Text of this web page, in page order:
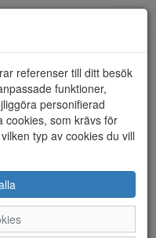
referenser till ditt besök
funktioner,
personifierad
cookies, som krävs för
typ av cookies du vill